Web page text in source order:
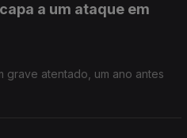
a um ataque em
grave atentado, um ano antes